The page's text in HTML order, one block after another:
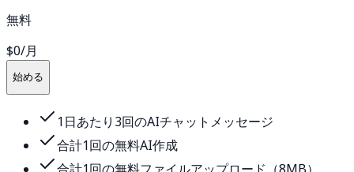
無料
$0/月
始める
1日あたり3回のAIチャットメッセージ
合計1回の無料AI作成